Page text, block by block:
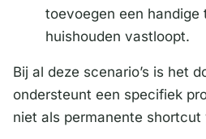
toevoegen een handige
huishouden vastloopt.
Bij al deze scenario’s is het
ondersteunt een specifiek
niet als permanente shortcut